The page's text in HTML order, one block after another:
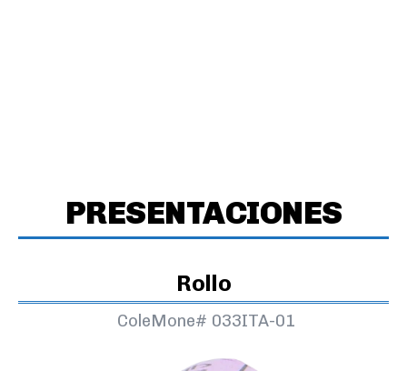
PRESENTACIONES
Rollo
ColeMone# 033ITA-01